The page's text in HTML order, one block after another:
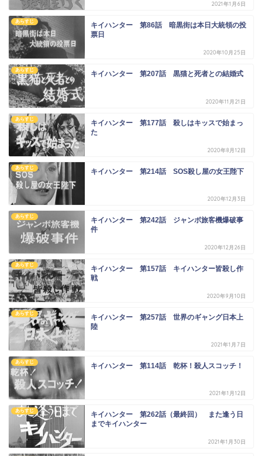
2021年1月6日
あらすじ
キイハンター 第86話 暗黒街は本日大統領の投
票日
2020年10月25日
あらすじ キイハンター 第207話 黒猫と死者との結婚式
2020年11月21日
あらすじ
キイハンター 第177話 殺しはキッスで始まっ
た
2020年8月12日
あらすじ キイハンター 第214話 SOS殺し屋の女王陛下
2020年12月3日
あらすじ
キイハンター 第242話 ジャンボ旅客機爆破事
件
2020年12月26日
あらすじ
キイハンター 第157話 キイハンター皆殺し作
戦
2020年9月10日
あらすじ
キイハンター 第257話 世界のギャング日本上
陸
2021年1月7日
あらすじ キイハンター 第114話 乾杯！殺人スコッチ！
2021年1月12日
あらすじ
キイハンター 第262話（最終回） また逢う日
までキイハンター
2021年1月30日